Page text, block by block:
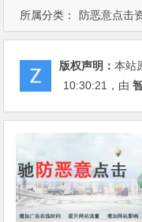
所属分类： 防恶意点击
版权声明：本站
10:30:21 ，由